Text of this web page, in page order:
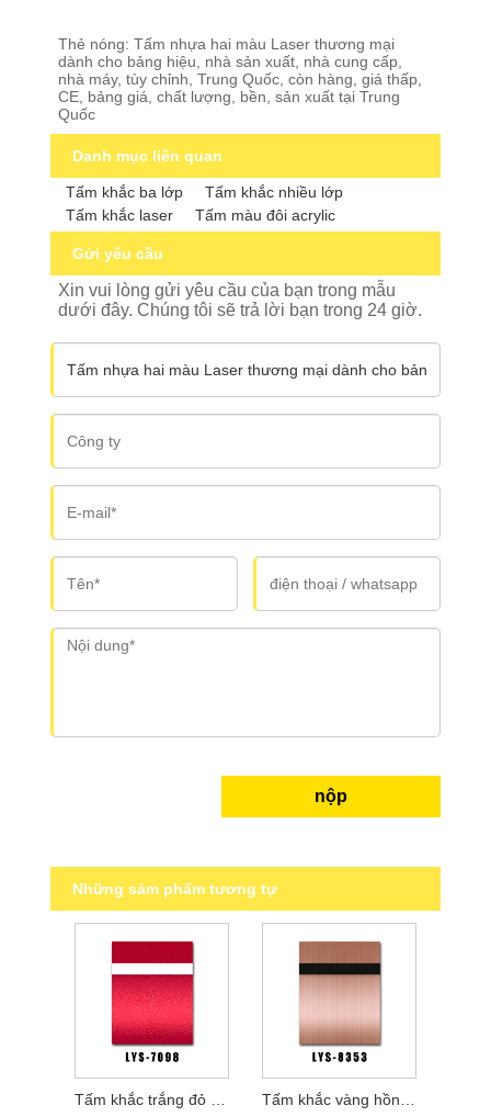
Thẻ nóng: Tấm nhựa hai màu Laser thương mại
dành cho bảng hiệu, nhà sản xuất, nhà cung cấp,
nhà máy, tùy chỉnh, Trung Quốc, còn hàng, giá thấp,
CE, bảng giá, chất lượng, bền, sản xuất tại Trung
Quốc
Danh mục liên quan
Tấm khắc ba lớp
Tấm khắc nhiều lớp
Tấm khắc laser
Tấm màu đôi acrylic
Gửi yêu cầu
Xin vui lòng gửi yêu cầu của bạn trong mẫu
dưới đây. Chúng tôi sẽ trả lời bạn trong 24 giờ.
nộp
Những sảm phẩm tương tự